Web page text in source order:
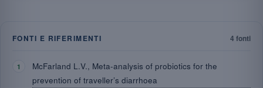
FONTI E RIFERIMENTI 4 fonti
McFarland L.V., Meta-analysis of probiotics for the
prevention of traveller’s diarrhoea